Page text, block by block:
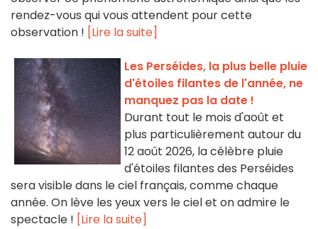
rendez-vous qui vous attendent pour cette
observation ! [Lire la suite]
Les Perséides, la plus belle pluie
d'étoiles filantes de l'année, ne
manquez pas la date !
Durant tout le mois d'août et
plus particulièrement autour du
12 août 2026, la célèbre pluie
d'étoiles filantes des Perséides
sera visible dans le ciel français, comme chaque
année. On lève les yeux vers le ciel et on admire le
spectacle ! [Lire la suite]